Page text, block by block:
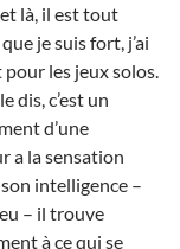
là, il est tout
je suis fort, j’ai
les jeux solos.
dis, c’est un
d’une
a la sensation
intelligence –
– il trouve
à ce qui se